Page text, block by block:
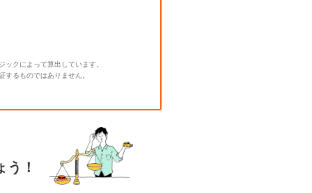
クによって算出しています。
るものではありません。
う！